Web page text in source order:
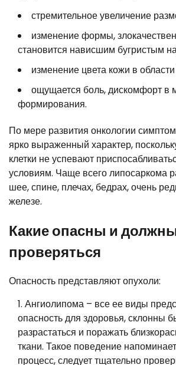
стремительное увеличение
изменение формы,
становится нависшим бугристым
изменение цвета кожи в области
ощущается боль, дискомфорт в
формирования.
По мере развития онкологии
ярко выраженный характер,
клетки не успевают
условиям. Чаще всего липосаркома
шее, спине, плечах, бедрах, очень
железе.
Какие опасны и
проверяться
Опасность представляют опухоли:
Ангиолипома – все ее виды
опасность для здоровья, склонны
разрастаться и поражать
ткани. Такое поведение
процесс, следует тщательно